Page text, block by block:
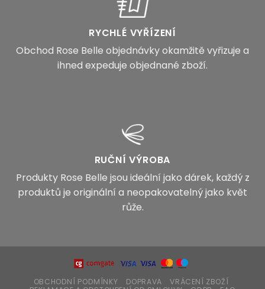
RYCHLÉ VYŘÍZENÍ
Obchod Rose Belle objednávky okamžitě vyřizuje a
ihned expeduje objednané zboží.
RUČNÍ VÝROBA
Produkty Rose Belle jsou ideální jako dárek, každý z
produktů je originální a neopakovatelný jako květ
růže.
OBCHODNÍ PODMÍNKY DOPRAVA
VRÁCENÍ ZBOŽÍ